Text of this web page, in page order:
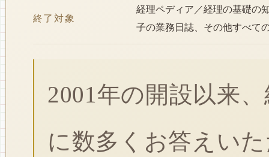
終了対象
経理ペディア／経理の基礎の
子の業務日誌、その他すべて
2001年の開設以来
に数多くお答えい